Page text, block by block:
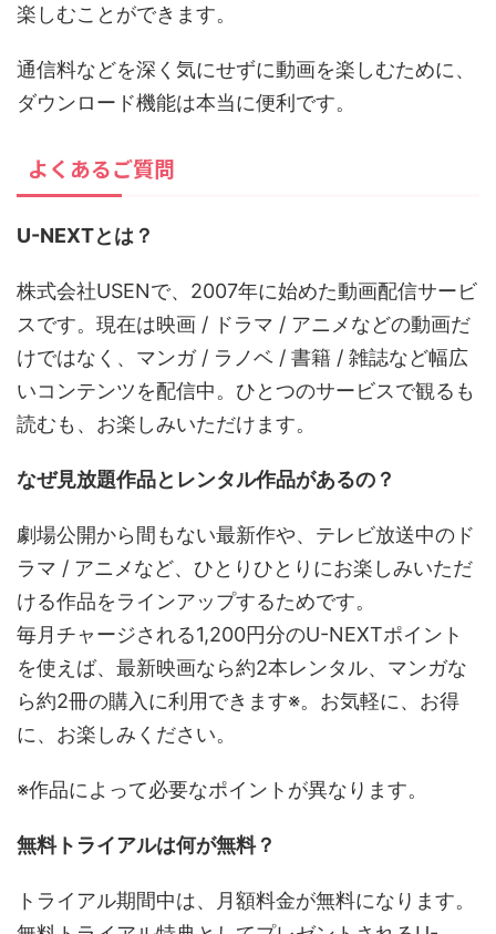
楽しむことができます。
通信料などを深く気にせずに動画を楽しむために、
ダウンロード機能は本当に便利です。
よくあるご質問
U-NEXTとは？
株式会社USENで、2007年に始めた動画配信サービ
スです。現在は映画 / ドラマ / アニメなどの動画だ
けではなく、マンガ / ラノベ / 書籍 / 雑誌など幅広
いコンテンツを配信中。ひとつのサービスで観るも
読むも、お楽しみいただけます。
なぜ見放題作品とレンタル作品があるの？
劇場公開から間もない最新作や、テレビ放送中のド
ラマ / アニメなど、ひとりひとりにお楽しみいただ
ける作品をラインアップするためです。
毎月チャージされる1,200円分のU-NEXTポイント
を使えば、最新映画なら約2本レンタル、マンガな
ら約2冊の購入に利用できます※。お気軽に、お得
に、お楽しみください。
※作品によって必要なポイントが異なります。
無料トライアルは何が無料？
トライアル期間中は、月額料金が無料になります。